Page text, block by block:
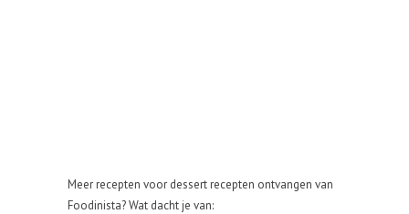
Meer recepten voor dessert recepten ontvangen van
Foodinista? Wat dacht je van: